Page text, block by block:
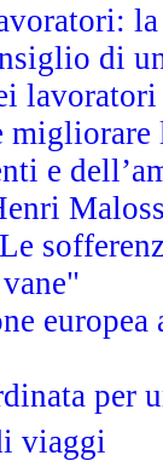
di
lavoratori
e
viaggi